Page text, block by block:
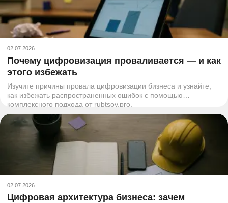
02.07.2026
Почему цифровизация проваливается — и как
этого избежать
Изучите причины провала цифровизации бизнеса и узнайте,
как избежать распространенных ошибок с помощью
комплексного подхода от rubtsov.pro.
02.07.2026
Цифровая архитектура бизнеса: зачем